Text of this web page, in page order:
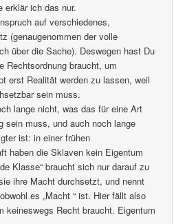
erklär ich das nur.
auf verschiedenes,
(genaugenommen der volle
über die Sache). Deswegen hast Du
Rechtsordnung braucht, um
erst Realität werden zu lassen, weil
sein muss.
lange nicht, was das für eine Art
sein muss, und auch noch lange
ist: in einer frühen
haben die Sklaven kein Eigentum
Klasse“ braucht sich nur darauf zu
ihre Macht durchsetzt, und nennt
es „Macht “ ist. Hier fällt also
keineswegs Recht braucht. Eigentum